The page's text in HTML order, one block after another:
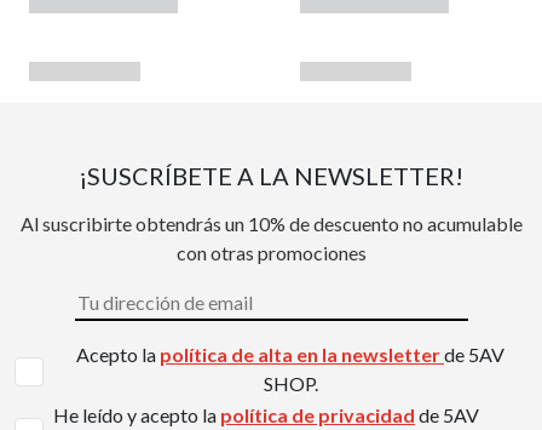
¡SUSCRÍBETE A LA NEWSLETTER!
Al suscribirte obtendrás un 10% de descuento no acumulable
con otras promociones
Acepto la política de alta en la newsletterde 5AV
SHOP.
He leído y acepto la política de privacidad de 5AV